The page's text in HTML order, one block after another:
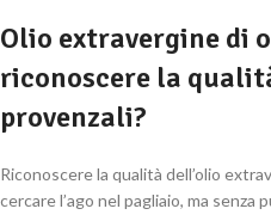
Olio extravergine di
riconoscere la
provenzali?
Riconoscere la qualità dell’olio
cercare l’ago nel pagliaio, ma